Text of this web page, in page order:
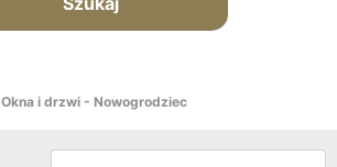
Okna i drzwi - Nowogrodziec